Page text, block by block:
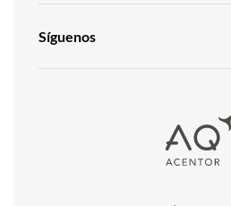
Síguenos